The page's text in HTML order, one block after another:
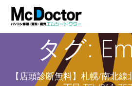
タグ:
【店頭診断無料】札幌/南北